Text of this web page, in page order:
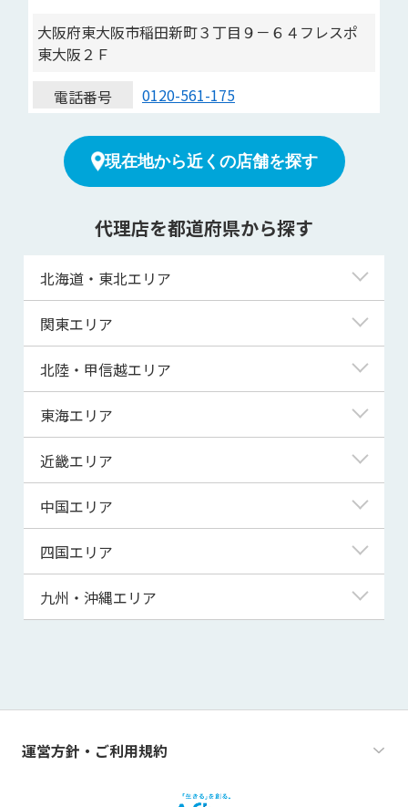
大阪府東大阪市稲田新町３丁目９－６４フレスポ
東大阪２Ｆ
電話番号
0120-561-175
現在地から近くの店舗を探す
代理店を都道府県から探す
北海道・東北エリア
北海道
青森県
宮城県
秋田県
山形県
関東エリア
東京都
神奈川県
埼玉県
千葉県
茨城県
群馬県
北陸・甲信越エリア
新潟県
富山県
福井県
山梨県
長野県
東海エリア
岐阜県
静岡県
三重県
近畿エリア
滋賀県
京都府
大阪府
兵庫県
和歌山県
中国エリア
鳥取県
島根県
山口県
四国エリア
徳島県
高知県
九州・沖縄エリア
熊本県
運営方針・ご利用規約